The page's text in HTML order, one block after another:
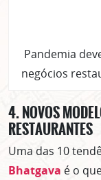
Pandemia
negócios
4. NOVOS
RESTAURANTES
Uma das 10
Bhatgava é o